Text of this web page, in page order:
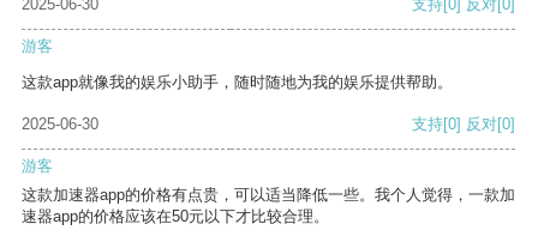
2025-06-30
支持[0] 反对[0]
游客
这款app就像我的娱乐小助手，随时随地为我的娱乐提供帮助。
2025-06-30 支持[0] 反对[0]
游客
这款加速器app的价格有点贵，可以适当降低一些。我个人觉得，一款加
速器app的价格应该在50元以下才比较合理。